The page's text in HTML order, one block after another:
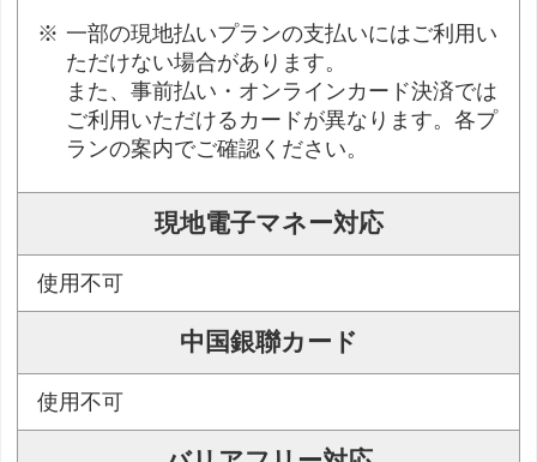
一部の現地払いプランの支払いにはご利用い
ただけない場合があります。
また、事前払い・オンラインカード決済では
ご利用いただけるカードが異なります。各プ
ランの案内でご確認ください。
現地電子マネー対応
使用不可
中国銀聯カード
使用不可